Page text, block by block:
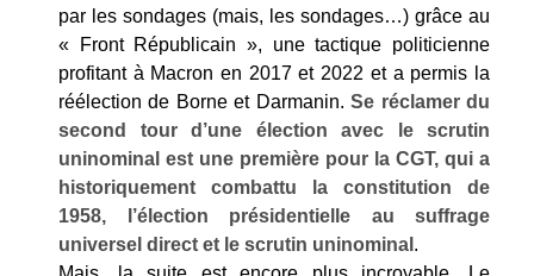
par les sondages (mais, les sondages…) grâce au
« Front Républicain », une tactique politicienne
profitant à Macron en 2017 et 2022 et a permis la
réélection de Borne et Darmanin.Se réclamer du
second tour d’une élection avec le scrutin
uninominal est une première pour la CGT, qui a
historiquement combattu la constitution de
1958, l’élection présidentielle au suffrage
universel direct et le scrutin uninominal .